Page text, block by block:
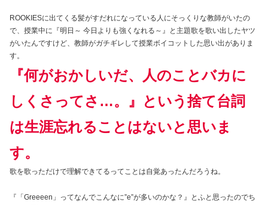
ROOKIESに出てくる髪がすだれになっている人にそっくりな教師がいたの
で、授業中に『明日～ 今日よりも強くなれる～』と主題歌を歌い出したヤツ
がいたんですけど、教師がガチギレして授業ボイコットした思い出がありま
す。
『何がおかしいだ、人のことバカに
しくさってさ…。』という捨て台詞
は生涯忘れることはないと思いま
す。
歌を歌っただけで理解できてるってことは自覚あったんだろうね。
『「Greeeen」ってなんでこんなに”e”が多いのかな？』とふと思ったのでち